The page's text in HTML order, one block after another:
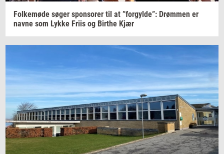
Fol­ke­mø­de søger sponso­rer til at ”for­gyl­de”: Drøm­men er
navne som Lykke Friis og Bir­t­he Kjær